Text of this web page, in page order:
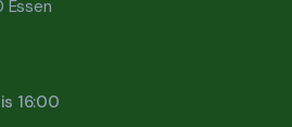
Essen
16:00